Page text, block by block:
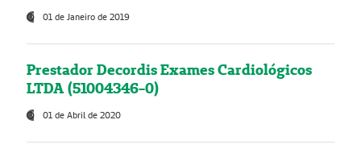
01 de Janeiro de 2019
Prestador Decordis Exames Cardiológicos
LTDA (51004346-0)
01 de Abril de 2020